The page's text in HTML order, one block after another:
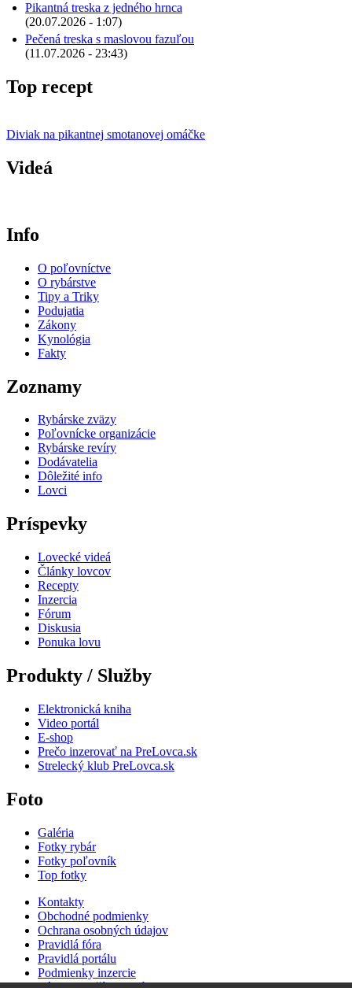
Pikantná treska z jedného hrnca
(20.07.2026 - 1:07)
Pečená treska s maslovou fazuľou
(11.07.2026 - 23:43)
Top recept
Diviak na pikantnej smotanovej omáčke
Videá
Info
O poľovníctve
O rybárstve
Tipy a Triky
Podujatia
Zákony
Kynológia
Fakty
Zoznamy
Rybárske zväzy
Poľovnícke organizácie
Rybárske revíry
Dodávatelia
Dôležité info
Lovci
Príspevky
Lovecké videá
Články lovcov
Recepty
Inzercia
Fórum
Diskusia
Ponuka lovu
Produkty / Služby
Elektronická kniha
Video portál
E-shop
Prečo inzerovať na PreLovca.sk
Strelecký klub PreLovca.sk
Foto
Galéria
Fotky rybár
Fotky poľovník
Top fotky
Kontakty
Obchodné podmienky
Ochrana osobných údajov
Pravidlá fóra
Pravidlá portálu
Podmienky inzercie